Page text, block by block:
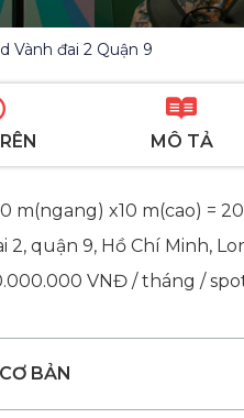
Vành đai 2 Quận 9
MÔ TẢ
m(ngang) x10 m(cao) =
2, quận 9, Hồ Chí Minh,
VNĐ / tháng /
BẢN